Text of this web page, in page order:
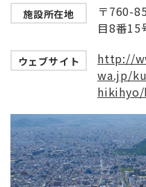
施設所在地
〒760-
目8番15
ウェブサイト
http://
wa.jp/